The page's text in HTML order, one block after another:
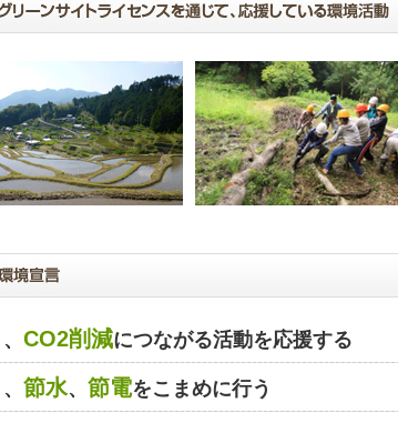
CO2削減につながる活動を応援する
節水、 節電をこまめに行う